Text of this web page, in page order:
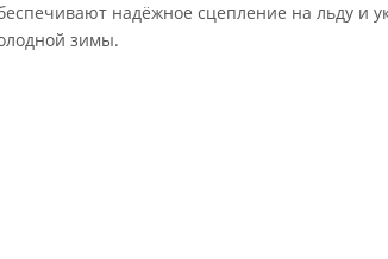
надёжное сцепление на льду и
зимы.